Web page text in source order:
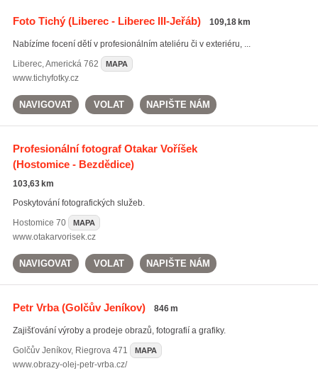
Foto Tichý(Liberec - Liberec III-Jeřáb) 109,18 km
Nabízíme focení dětí v profesionálním ateliéru či v exteriéru, ...
Liberec,Americká 762 MAPA
www.tichyfotky.cz
NAVIGOVAT VOLAT NAPIŠTE NÁM
Profesionální fotograf Otakar Voříšek
(Hostomice - Bezdědice)
103,63 km
Poskytování fotografických služeb.
Hostomice 70 MAPA
www.otakarvorisek.cz
NAVIGOVAT VOLAT NAPIŠTE NÁM
Petr Vrba(Golčův Jeníkov) 846 m
Zajišťování výroby a prodeje obrazů, fotografií a grafiky.
Golčův Jeníkov, Riegrova 471 MAPA
www.obrazy-olej-petr-vrba.cz/